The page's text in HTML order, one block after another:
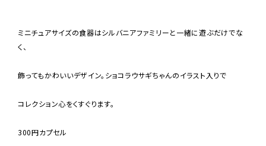
ミニチュアサイズの食器はシルバニアファミリーと一緒に遊ぶだけでな
く、
飾ってもかわいいデザイン。ショコラウサギちゃんのイラスト入りで
コレクション心をくすぐります。
300円カプセル